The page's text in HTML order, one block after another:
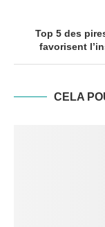
Top 5 des
favorisent
CELA